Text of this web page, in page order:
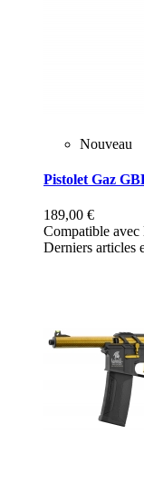
Nouveau
Pistolet Gaz
189,00 €
Compatible
Derniers articles